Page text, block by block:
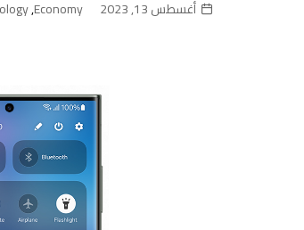
أغسطس 13, 2023 Economy
,